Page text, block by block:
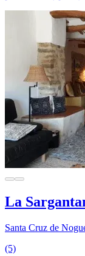
La
Santa Cruz de
(5)